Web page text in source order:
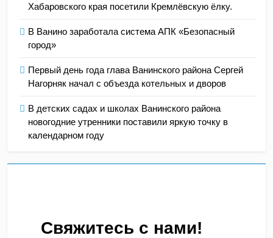
Хабаровского края посетили Кремлёвскую ёлку.
В Ванино заработала система АПК «Безопасный
город»
Первый день года глава Ванинского района Сергей
Нагорняк начал с объезда котельных и дворов
В детских садах и школах Ванинского района
новогодние утренники поставили яркую точку в
календарном году
Свяжитесь с нами!